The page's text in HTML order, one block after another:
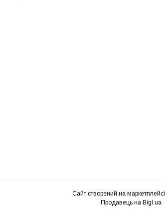
Сайт створений на маркетплейсі
Продавець на Bigl.ua